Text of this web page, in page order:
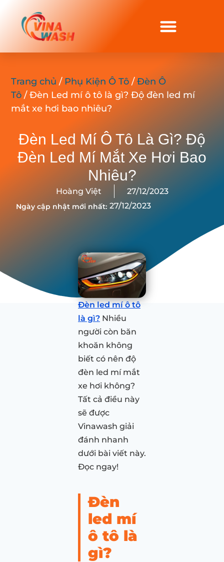
Trang chủ / Phụ Kiện Ô Tô /Đèn Ô
Tô / Đèn Led mí ô tô là gì? Độ đèn led mí
mắt xe hơi bao nhiêu?
Đèn Led Mí Ô Tô Là Gì? Độ
Đèn Led Mí Mắt Xe Hơi Bao
Nhiêu?
Hoàng Việt 27/12/2023
Ngày cập nhật mới nhất: 27/12/2023
Đèn led mí ô tô
là gì? Nhiều
người còn băn
khoăn không
biết có nên độ
đèn led mí mắt
xe hơi không?
Tất cả điều này
sẽ được
Vinawash giải
đánh nhanh
dưới bài viết này.
Đọc ngay!
Đèn
led mí
ô tô là
gì?